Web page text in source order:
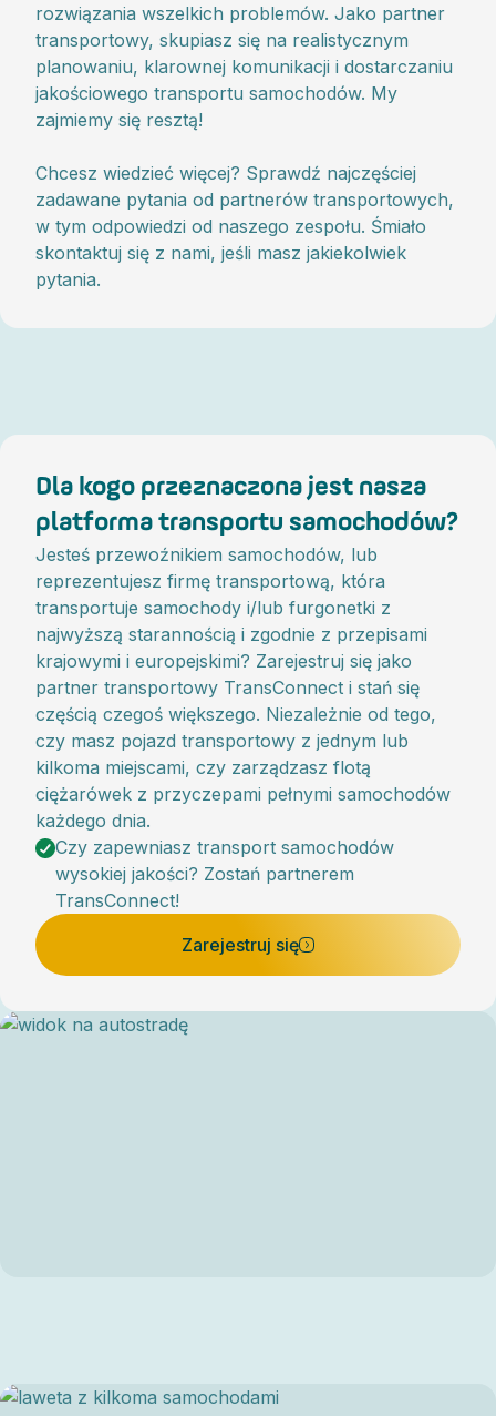
rozwiązania wszelkich problemów. Jako partner
transportowy, skupiasz się na realistycznym
planowaniu, klarownej komunikacji i dostarczaniu
jakościowego transportu samochodów. My
zajmiemy się resztą!
Chcesz wiedzieć więcej? Sprawdź najczęściej
zadawane pytania od partnerów transportowych,
w tym odpowiedzi od naszego zespołu. Śmiało
skontaktuj się z nami, jeśli masz jakiekolwiek
pytania.
Dla kogo przeznaczona jest nasza
platforma transportu samochodów?
Jesteś przewoźnikiem samochodów, lub
reprezentujesz firmę transportową, która
transportuje samochody i/lub furgonetki z
najwyższą starannością i zgodnie z przepisami
krajowymi i europejskimi? Zarejestruj się jako
partner transportowy TransConnect i stań się
częścią czegoś większego. Niezależnie od tego,
czy masz pojazd transportowy z jednym lub
kilkoma miejscami, czy zarządzasz flotą
ciężarówek z przyczepami pełnymi samochodów
każdego dnia.
Czy zapewniasz transport samochodów
wysokiej jakości? Zostań partnerem
TransConnect!
Zarejestruj się